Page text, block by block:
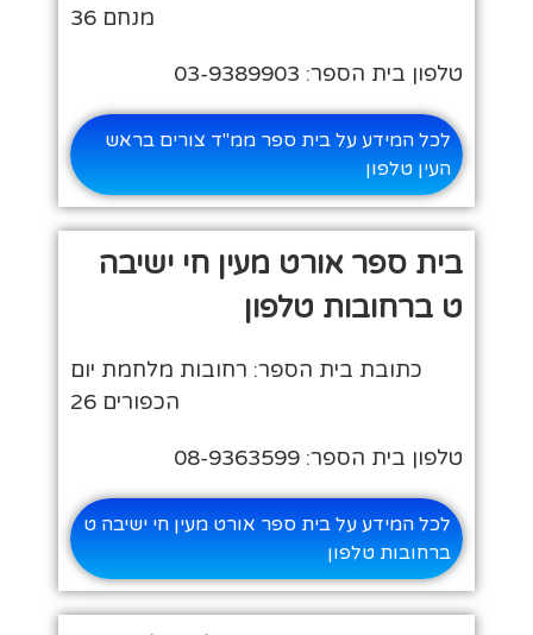
מנחם 36
טלפון בית הספר: 03-9389903
לכל המידע על בית ספר ממ"ד צורים בראש
העין טלפון
בית ספר אורט מעין חי ישיבה
ט ברחובות טלפון
כתובת בית הספר: רחובות מלחמת יום
הכפורים 26
טלפון בית הספר: 08-9363599
לכל המידע על בית ספר אורט מעין חי ישיבה ט
ברחובות טלפון